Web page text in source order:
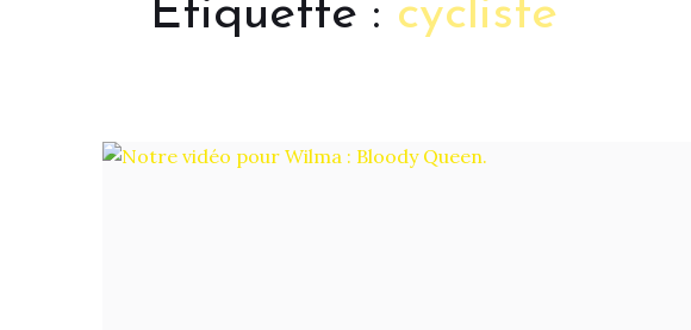
Étiquette : cycliste